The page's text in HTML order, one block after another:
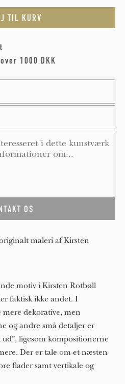
1000 DKK
maleri af Kirsten
motiv i Kirsten Rotbøll
faktisk ikke andet. I
mere dekorative, men
og andre små detaljer er
ligesom kompositionerne
Der er tale om et næsten
flader samt vertikale og